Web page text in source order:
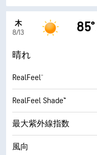
木
8/13
85°
晴れ
RealFeel®
RealFeel Shade™
最大紫外線指数
風向